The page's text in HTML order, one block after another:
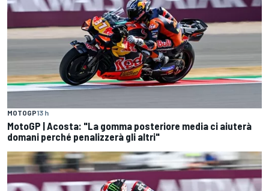
MOTOGP13 h
MotoGP | Acosta: "La gomma posteriore media ci aiuterà
domani perché penalizzerà gli altri"